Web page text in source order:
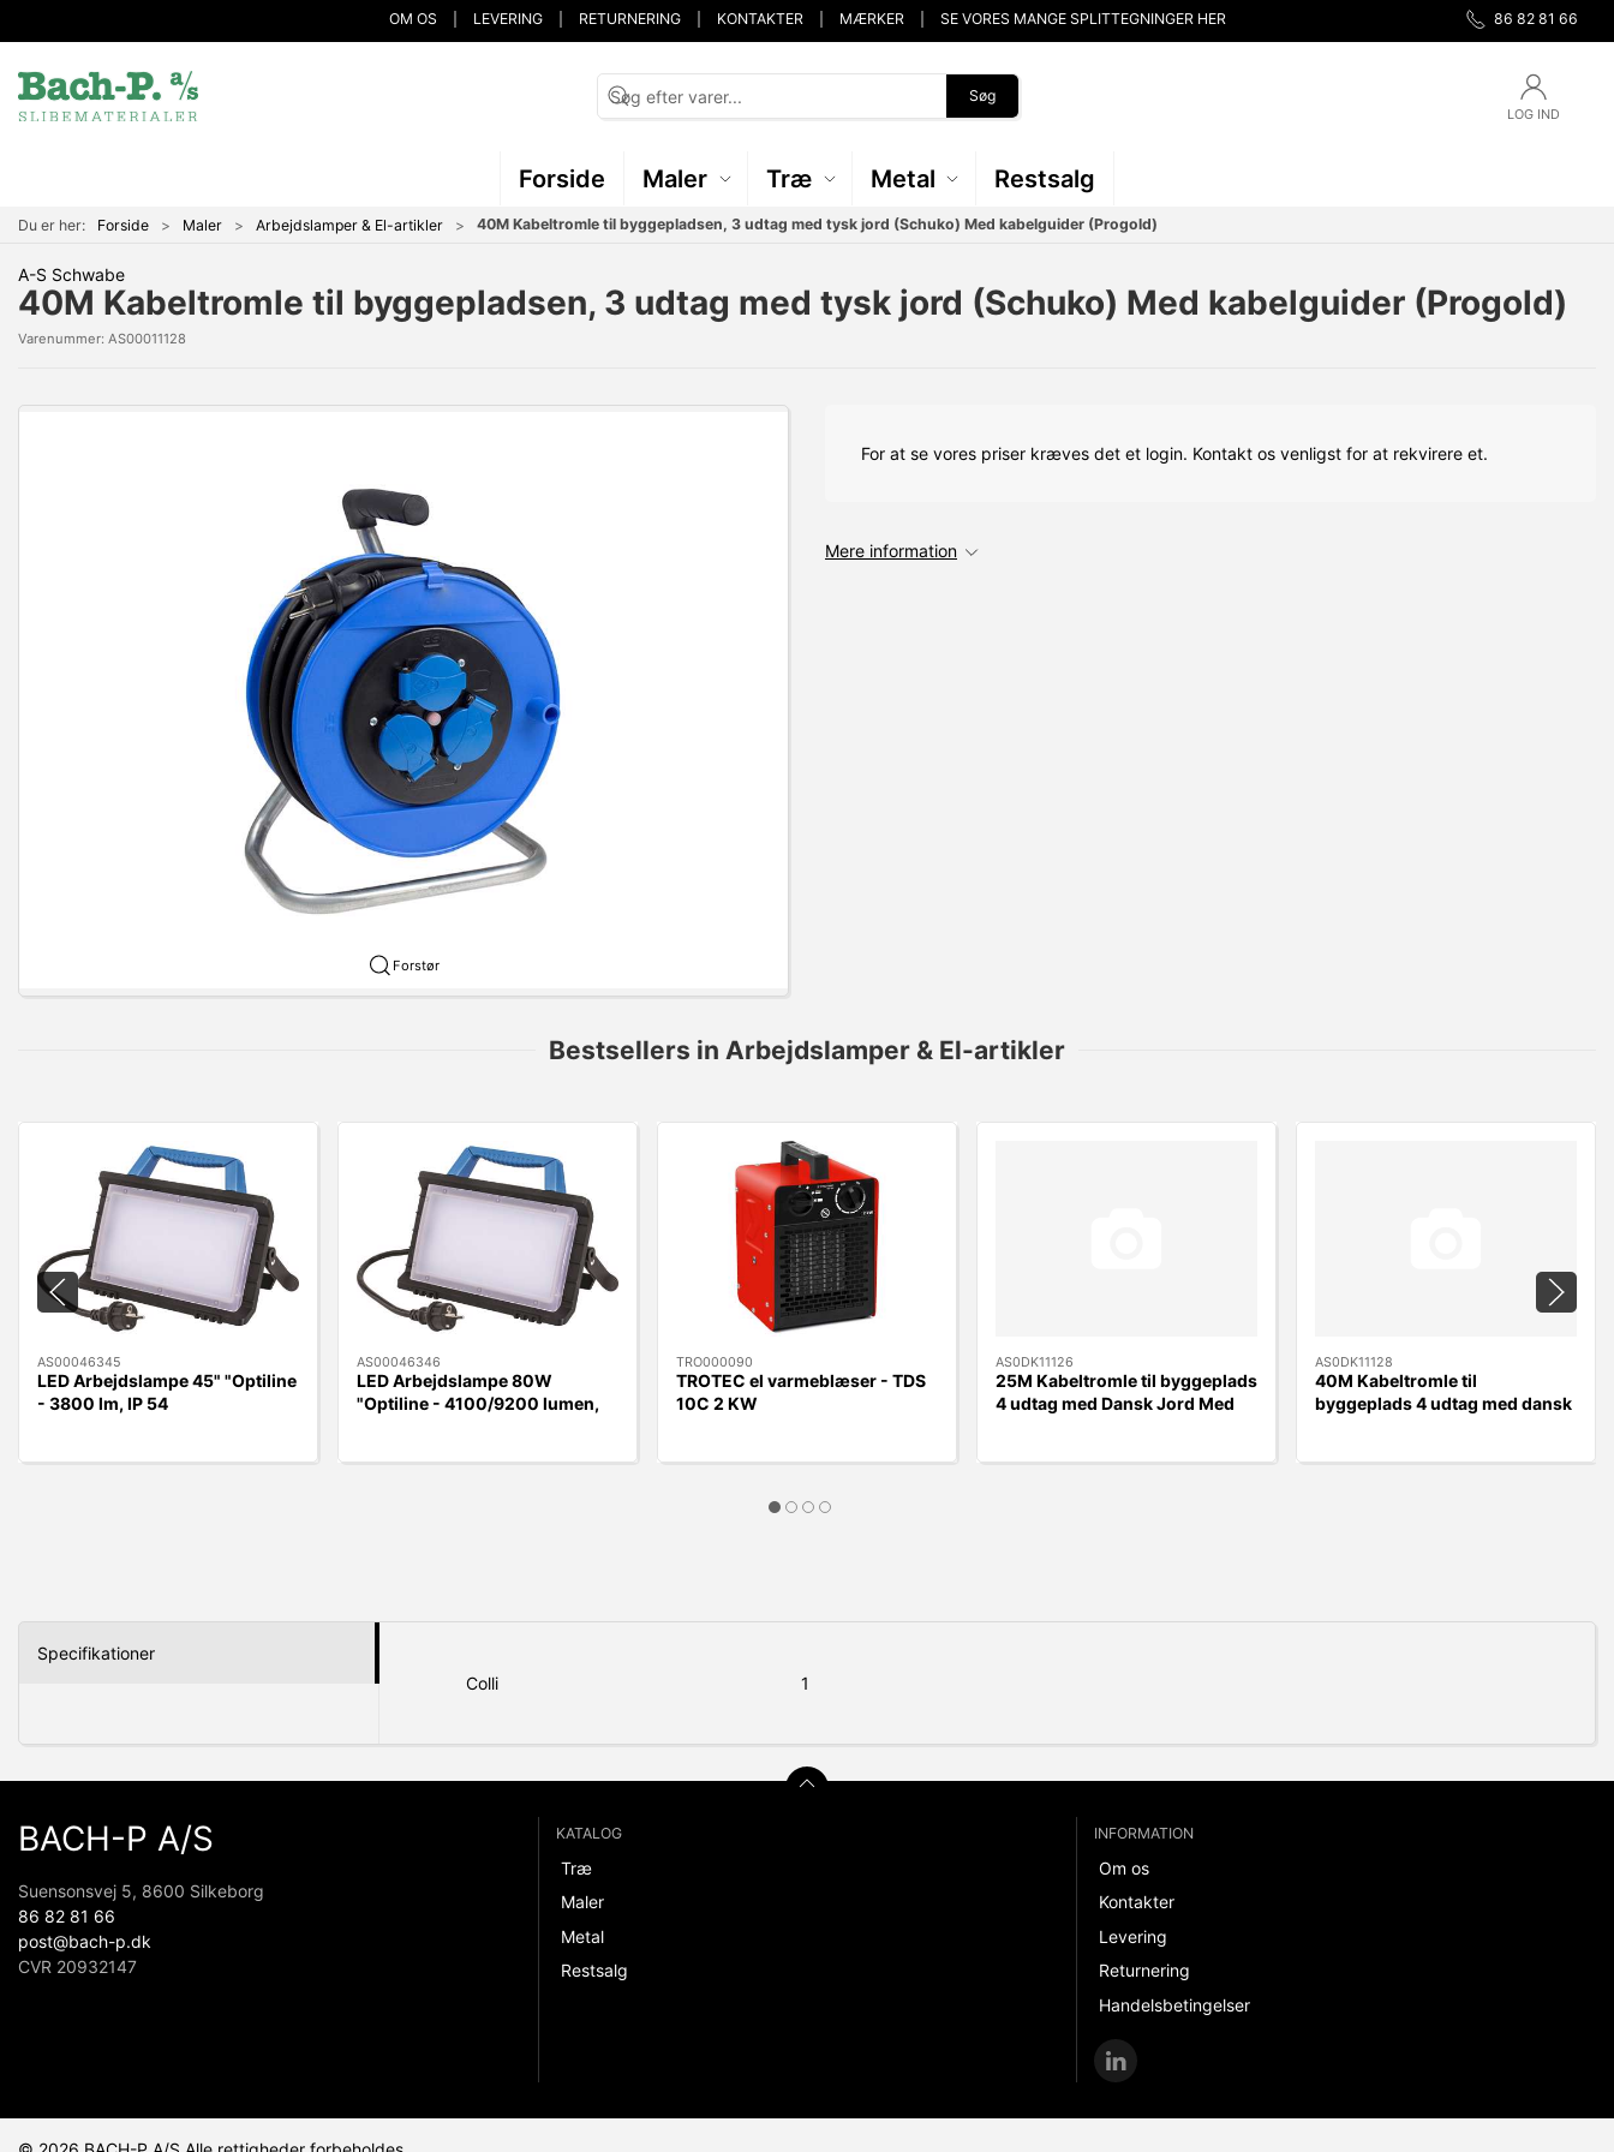
OM OS LEVERING RETURNERING KONTAKTER MÆRKER SE VORES MANGE SPLITTEGNINGER HER 86 82 81 66
Søg
LOG IND
Forside Maler Træ Metal Restsalg
Du er her: Forside Maler Arbejdslamper & El-artikler 40M Kabeltromle til byggepladsen, 3 udtag med tysk jord (Schuko) Med kabelguider (Progold)
A-S Schwabe
40M Kabeltromle til byggepladsen, 3 udtag med tysk jord (Schuko) Med kabelguider (Progold)
Varenummer: AS00011128
Forstør
For at se vores priser kræves det et login. Kontakt os venligst for at rekvirere et.
Mere information
Bestsellers in Arbejdslamper & El-artikler
AS00046345
LED Arbejdslampe 45" "Optiline
- 3800 lm, IP 54
AS00046346
LED Arbejdslampe 80W
"Optiline - 4100/9200 lumen,
TRO000090
TROTEC el varmeblæser - TDS
10C 2 KW
AS0DK11126
25M Kabeltromle til byggeplads
4 udtag med Dansk Jord Med
AS0DK11128
40M Kabeltromle til
byggeplads 4 udtag med dansk
Specifikationer
Colli
1
BACH-P A/S
Suensonsvej 5, 8600 Silkeborg
86 82 81 66
post@bach-p.dk
CVR 20932147
KATALOG
Træ
Maler
Metal
Restsalg
INFORMATION
Om os
Kontakter
Levering
Returnering
Handelsbetingelser